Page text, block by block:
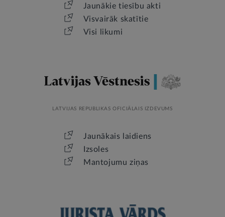
Jaunākie tiesību akti
Visvairāk skatītie
Visi likumi
LATVIJAS REPUBLIKAS OFICIĀLAIS IZDEVUMS
Jaunākais laidiens
Izsoles
Mantojumu ziņas